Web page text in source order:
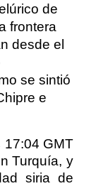
de
frontera
desde el
se sintió
e
17:04 GMT
Turquía, y
siria de